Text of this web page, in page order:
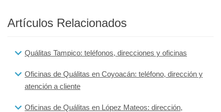
Artículos Relacionados
Quálitas Tampico: teléfonos, direcciones y oficinas
Oficinas de Quálitas en Coyoacán: teléfono, dirección y
atención a cliente
Oficinas de Quálitas en López Mateos: dirección,